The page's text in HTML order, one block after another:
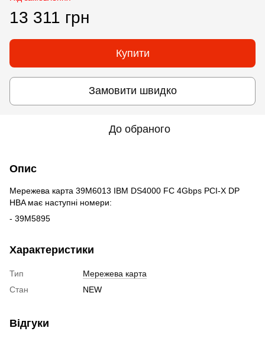
13 311 грн
Купити
Замовити швидко
До обраного
Опис
Мережева карта 39M6013 IBM DS4000 FC 4Gbps PCI-X DP
HBA має наступні номери:
- 39M5895
Характеристики
Тип
Мережева карта
Стан
NEW
Відгуки